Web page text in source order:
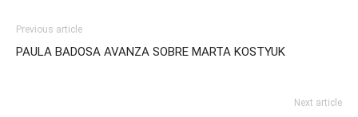
Previous article
PAULA BADOSA AVANZA SOBRE MARTA KOSTYUK
Next article